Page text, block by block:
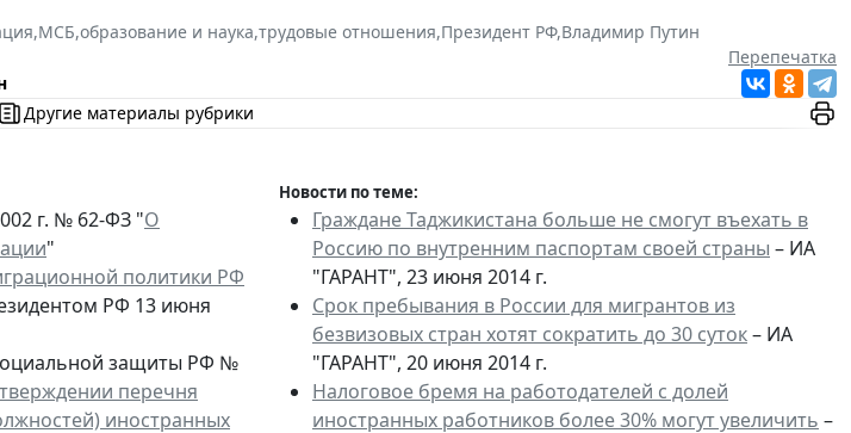
,МСБ,образование и наука,трудовые отношения,Президент РФ,Владимир Путин
Перепечатка
Другие материалы рубрики
Новости по теме:
г. № 62-ФЗ "О
"
политики РФ
РФ 13 июня
защиты РФ №
перечня
иностранных
Граждане Таджикистана больше не смогут въехать в
Россию по внутренним паспортам своей страны – ИА
"ГАРАНТ", 23 июня 2014 г.
Срок пребывания в России для мигрантов из
безвизовых стран хотят сократить до 30 суток– ИА
"ГАРАНТ", 20 июня 2014 г.
Налоговое бремя на работодателей с долей
иностранных работников более 30% могут увеличить –